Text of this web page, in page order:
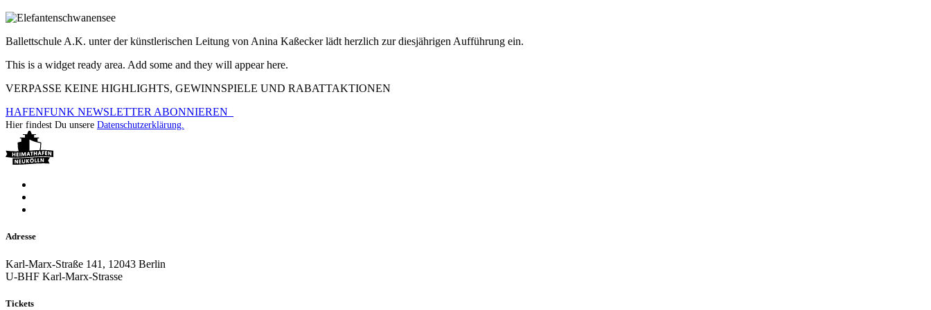
Ballettschule A.K. unter der künstlerischen Leitung von Anina Kaßecker lädt herzlich zur diesjährigen Aufführung ein.
This is a widget ready area. Add some and they will appear here.
VERPASSE KEINE HIGHLIGHTS, GEWINNSPIELE UND RABATTAKTIONEN
HAFENFUNK NEWSLETTER ABONNIEREN
Hier findest Du unsere Datenschutzerklärung.
Adresse
Karl-Marx-Straße 141, 12043 Berlin
U-BHF Karl-Marx-Strasse
Tickets